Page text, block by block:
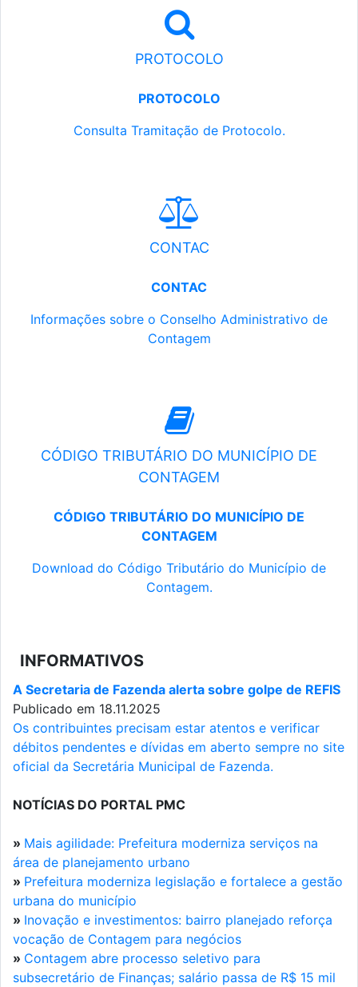
PROTOCOLO
PROTOCOLO
Consulta Tramitação de Protocolo.
CONTAC
CONTAC
Informações sobre o Conselho Administrativo de
Contagem
CÓDIGO TRIBUTÁRIO DO MUNICÍPIO DE
CONTAGEM
CÓDIGO TRIBUTÁRIO DO MUNICÍPIO DE
CONTAGEM
Download do Código Tributário do Município de
Contagem.
INFORMATIVOS
A Secretaria de Fazenda alerta sobre golpe de REFIS
Publicado em 18.11.2025
Os contribuintes precisam estar atentos e verificar
débitos pendentes e dívidas em aberto sempre no site
oficial da Secretária Municipal de Fazenda.
NOTÍCIAS DO PORTAL PMC
» Mais agilidade: Prefeitura moderniza serviços na
área de planejamento urbano
» Prefeitura moderniza legislação e fortalece a gestão
urbana do município
» Inovação e investimentos: bairro planejado reforça
vocação de Contagem para negócios
» Contagem abre processo seletivo para
subsecretário de Finanças; salário passa de R$ 15 mil